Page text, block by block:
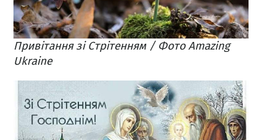
Привітання зі Стрітенням / Фото Amazing
Ukraine